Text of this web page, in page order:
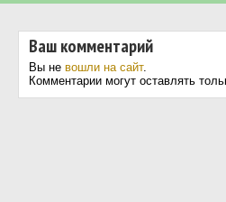
Ваш комментарий
Вы не вошли на сайт.
Комментарии могут оставлять